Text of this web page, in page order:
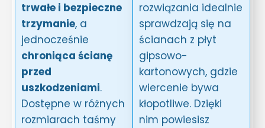
trwałe i bezpieczne
trzymanie, a
jednocześnie
chroniąca ścianę
przed
uszkodzeniami.
Dostępne w różnych
rozmiarach taśmy
rozwiązania idealnie
sprawdzają się na
ścianach z płyt
gipsowo-
kartonowych, gdzie
wiercenie bywa
kłopotliwe. Dzięki
nim powiesisz